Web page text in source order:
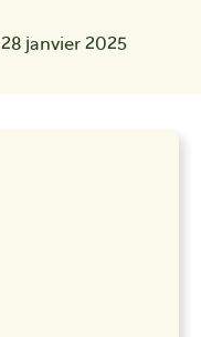
28 janvier 2025